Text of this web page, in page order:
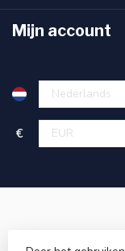
Mijn account
€